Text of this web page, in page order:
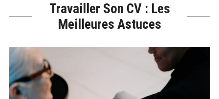
Travailler Son CV : Les
Meilleures Astuces